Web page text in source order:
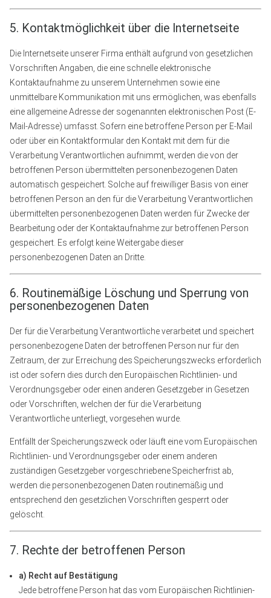
5. Kontaktmöglichkeit über die Internetseite
Die Internetseite unserer Firma enthält aufgrund von gesetzlichen
Vorschriften Angaben, die eine schnelle elektronische
Kontaktaufnahme zu unserem Unternehmen sowie eine
unmittelbare Kommunikation mit uns ermöglichen, was ebenfalls
eine allgemeine Adresse der sogenannten elektronischen Post (E-
Mail-Adresse) umfasst. Sofern eine betroffene Person per E-Mail
oder über ein Kontaktformular den Kontakt mit dem für die
Verarbeitung Verantwortlichen aufnimmt, werden die von der
betroffenen Person übermittelten personenbezogenen Daten
automatisch gespeichert. Solche auf freiwilliger Basis von einer
betroffenen Person an den für die Verarbeitung Verantwortlichen
übermittelten personenbezogenen Daten werden für Zwecke der
Bearbeitung oder der Kontaktaufnahme zur betroffenen Person
gespeichert. Es erfolgt keine Weitergabe dieser
personenbezogenen Daten an Dritte.
6. Routinemäßige Löschung und Sperrung von
personenbezogenen Daten
Der für die Verarbeitung Verantwortliche verarbeitet und speichert
personenbezogene Daten der betroffenen Person nur für den
Zeitraum, der zur Erreichung des Speicherungszwecks erforderlich
ist oder sofern dies durch den Europäischen Richtlinien- und
Verordnungsgeber oder einen anderen Gesetzgeber in Gesetzen
oder Vorschriften, welchen der für die Verarbeitung
Verantwortliche unterliegt, vorgesehen wurde.
Entfällt der Speicherungszweck oder läuft eine vom Europäischen
Richtlinien- und Verordnungsgeber oder einem anderen
zuständigen Gesetzgeber vorgeschriebene Speicherfrist ab,
werden die personenbezogenen Daten routinemäßig und
entsprechend den gesetzlichen Vorschriften gesperrt oder
gelöscht.
7. Rechte der betroffenen Person
a) Recht auf Bestätigung
Jede betroffene Person hat das vom Europäischen Richtlinien-